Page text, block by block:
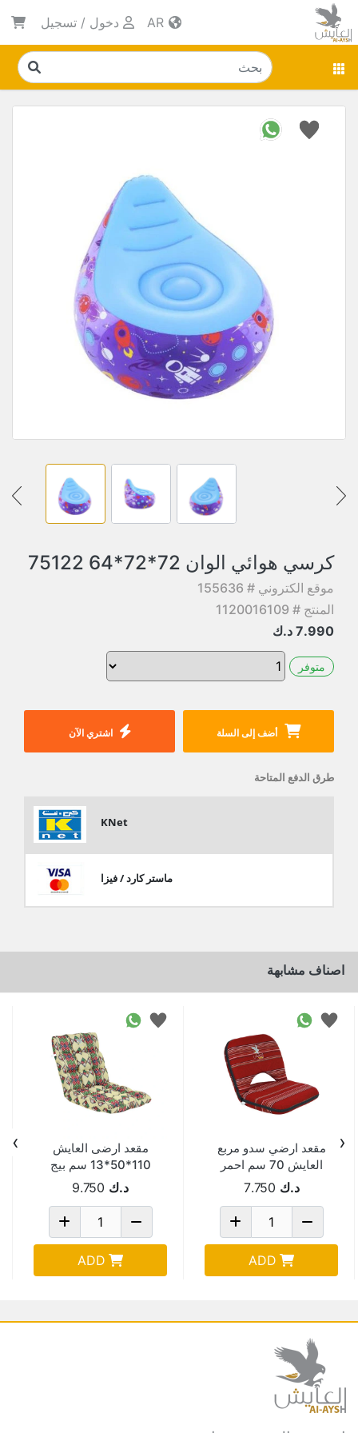
دخول / تسجيل
كرسي هوائي الوان 72*72*64 75122
موقع الكتروني # 155636
المنتج # 1120016109
7.990 د.ك
متوفر
أضف إلى السلة اشتري الآن
طرق الدفع المتاحة
KNet
ماستر كارد / فيزا
اصناف مشابهة
مقعد ارضي سدو مربع
العايش 70 سم احمر
AYS-3-SDR
د.ك 7.750
ADD
مقعد ارضى العايش
110*50*13 سم بيج
IVORY AYSH-
0193dm-BI2
د.ك 9.750
ADD
‹
›